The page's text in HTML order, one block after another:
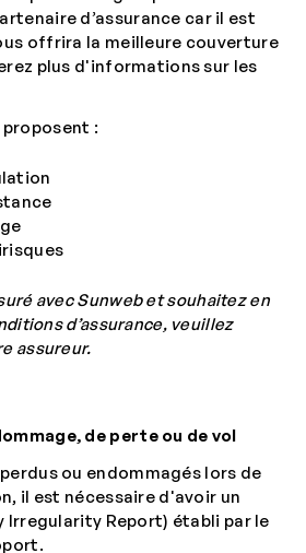
d’assurance car il est
offrira la meilleure couverture
plus d'informations sur les
proposent :
avecSunwebet souhaitez en
d’assurance, veuillez
assureur.
de perte ou de vol
ou endommagés lors de
il est nécessaire d'avoir un
Irregularity Report) établi par le